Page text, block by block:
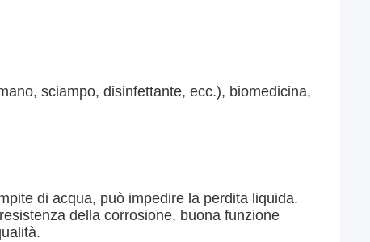
sciampo, disinfettante, ecc.), biomedicina,
di acqua, può impedire la perdita liquida.
della corrosione, buona funzione